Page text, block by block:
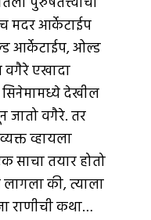
मदर आर्केटाईप
आर्केटाईप, ओल्ड
वगैरे एखादा
देखील
वगैरे. तर
व्हायला
तयार होतो
की, त्याला
राणीची कथा…